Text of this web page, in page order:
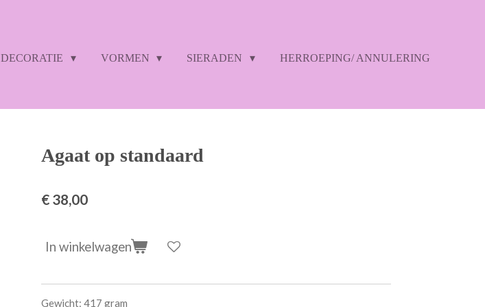
DECORATIE VORMEN SIERADEN HERROEPING/ ANNULERING
Agaat op standaard
€ 38,00
In winkelwagen
Gewicht: 417 gram